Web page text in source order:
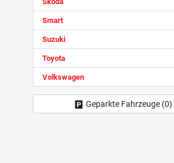
Smart
Suzuki
Toyota
Volkswagen
Geparkte Fahrzeuge (0)